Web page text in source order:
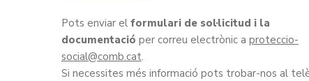
Pots enviar el formulari de sol·licitud i la
documentació per correu electrònic a proteccio-
social
.
Si necessites més informació pots trobar-nos al